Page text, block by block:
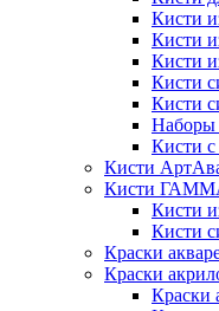
Кисти
Кисти
Кисти
Кисти
Кисти
Наборы
Кисти с
Кисти
Кисти
Кисти
Кисти
Краски
Краски
Краски